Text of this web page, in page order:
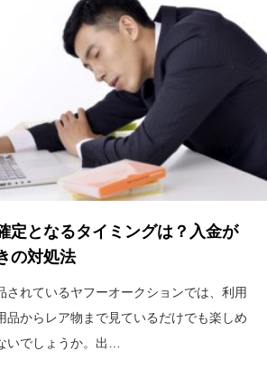
定となるタイミングは？入金が
の対処法
されているヤフーオークションでは、利用
品からレア物まで見ているだけでも楽しめ
いでしょうか。出…